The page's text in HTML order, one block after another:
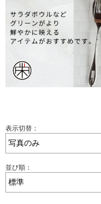
表示切替：
並び順：